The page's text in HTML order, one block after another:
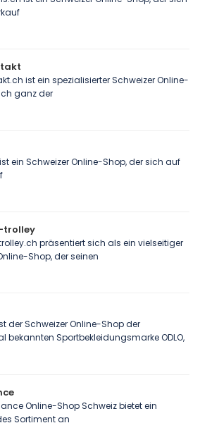
ist ein spezialisierter Schweizer Online-
ganz der
ein Schweizer Online-Shop, der sich auf
trolley
präsentiert sich als ein vielseitiger
Shop, der seinen
der Schweizer Online-Shop der
bekannten Sportbekleidungsmarke ODLO,
Online-Shop Schweiz bietet ein
Sortiment an